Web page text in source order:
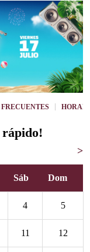
rápido!
>
Sáb Dom
4 5
11 12